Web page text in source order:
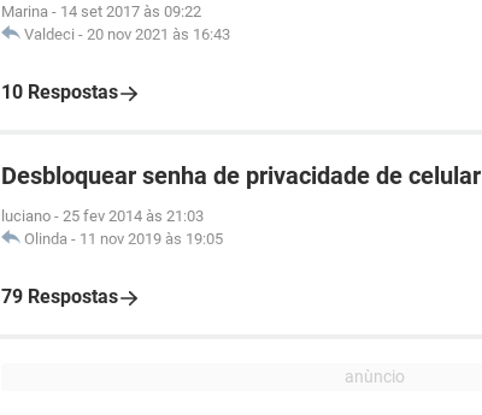
Marina - 14 set 2017 às 09:22
Valdeci - 20 nov 2021 às 16:43
10 Respostas
Desbloquear senha de privacidade de celular
luciano - 25 fev 2014 às 21:03
Olinda - 11 nov 2019 às 19:05
79 Respostas